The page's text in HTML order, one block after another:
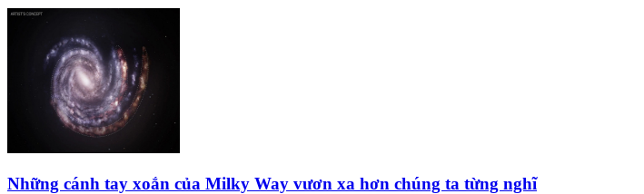
Những cánh tay xoắn của Milky Way vươn xa hơn chúng ta từng nghĩ